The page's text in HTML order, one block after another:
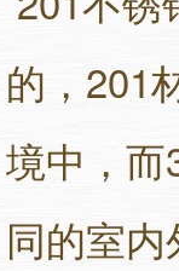
的，201
境中，
同的室